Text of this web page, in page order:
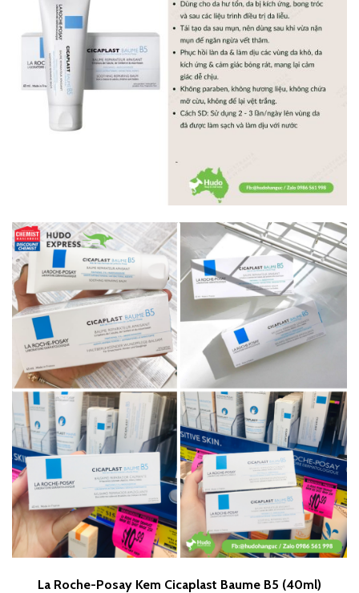
La Roche-Posay Kem Cicaplast Baume B5 (40ml)